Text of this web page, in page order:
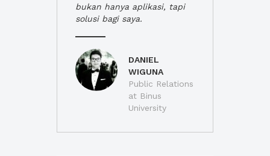
bukan hanya aplikasi, tapi
solusi bagi saya.
DANIEL
WIGUNA
Public Relations
at Binus
University